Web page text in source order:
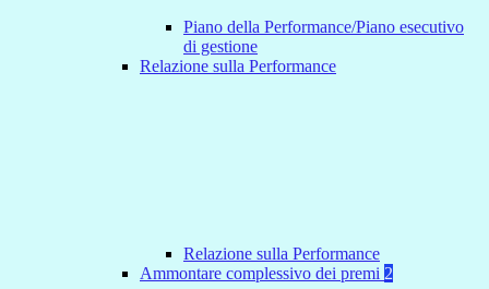
Piano della Performance/Piano esecutivo
di gestione
Relazione sulla Performance
Relazione sulla Performance
Ammontare complessivo dei premi 2